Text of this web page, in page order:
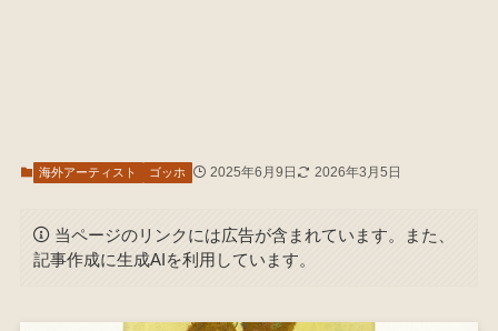
海外アーティスト ゴッホ 2025年6月9日 2026年3月5日
当ページのリンクには広告が含まれています。また、
記事作成に生成AIを利用しています。